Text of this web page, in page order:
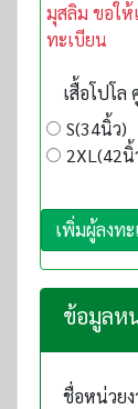
มุสลิม ขอให้
ทะเบียน
เสื้อโปโล
S(34นิ้ว)
2XL(42นิ้
เพิ่มผู้ลงท
ข้อมูลห
ชื่อหน่วย